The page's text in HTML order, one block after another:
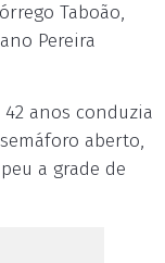
Taboão,
Pereira
anos conduzia
aberto,
a grade de